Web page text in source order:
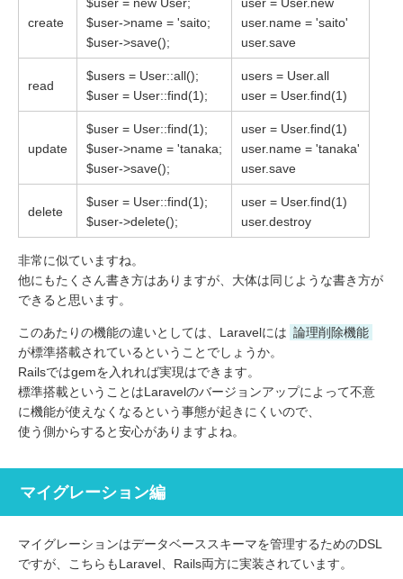
create
$user->name = 'saito;
$user->save();
user.name = 'saito'
user.save
read
$users = User::all();
$user = User::find(1);
users = User.all
user = User.find(1)
update
$user = User::find(1);
$user->name = 'tanaka;
$user->save();
user = User.find(1)
user.name = 'tanaka'
user.save
delete
$user = User::find(1);
$user->delete();
user = User.find(1)
user.destroy
非常に似ていますね。
他にもたくさん書き方はありますが、大体は同じような書き方が
できると思います。
このあたりの機能の違いとしては、Laravelには 論理削除機能
が標準搭載されているということでしょうか。
Railsではgemを入れれば実現はできます。
標準搭載ということはLaravelのバージョンアップによって不意
に機能が使えなくなるという事態が起きにくいので、
使う側からすると安心がありますよね。
マイグレーション編
マイグレーションはデータベーススキーマを管理するためのDSL
ですが、こちらもLaravel、Rails両方に実装されています。